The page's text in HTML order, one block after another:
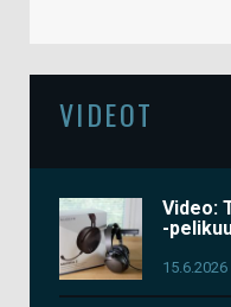
VIDEOT
Video:
-
15.6.2026